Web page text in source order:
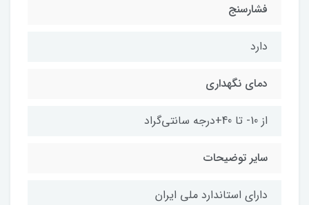
فشارسنج
دارد
دمای نگهداری
از 10- تا 40+درجه سانتی‌گراد
سایر توضیحات
دارای استاندارد ملی ایران